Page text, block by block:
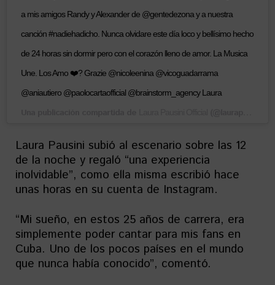
a mis amigos Randy y Alexander de @gentedezona y a nuestra
canción #nadiehadicho. Nunca olvidare este día loco y bellísimo hecho
de 24 horas sin dormir pero con el corazón lleno de amor. La Musica
Une. Los Amo ❤️? Grazie @nicoleenina @vicoguadarrama
@aniautiero @paolocartaofficial @brainstorm_agency Laura
Laura Pausini subió al escenario sobre las 12
de la noche y regaló “una experiencia
inolvidable”, como ella misma escribió hace
unas horas en su cuenta de Instagram.
“Mi sueño, en estos 25 años de carrera, era
simplemente poder cantar para mis fans en
Cuba. Uno de los pocos países en el mundo
que nunca había conocido”, comentó.